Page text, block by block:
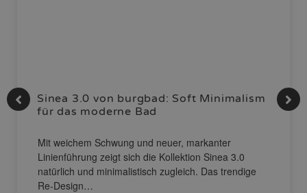
Sinea 3.0 von burgbad: Soft Minimalism
für das moderne Bad
Mit weichem Schwung und neuer, markanter
Linienführung zeigt sich die Kollektion Sinea 3.0
natürlich und minimalistisch zugleich. Das trendige
Re-Design…